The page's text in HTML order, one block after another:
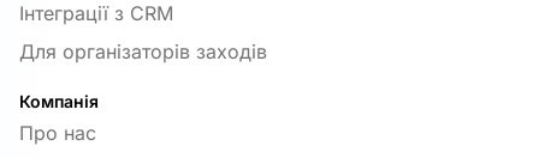
Інтеграції з CRM
Для організаторів заходів
Компанія
Про нас